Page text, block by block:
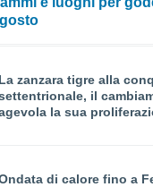
La zanzara tigre alla
il
la sua
di calore fino a